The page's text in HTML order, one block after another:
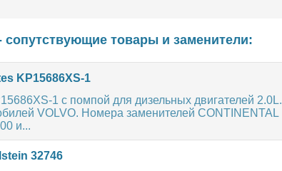
сопутствующие товары и заменители:
KP15686XS-1
1 с помпой для дизельных двигателей 2.0L.
VOLVO. Номера заменителей CONTINENTAL
и...
32746